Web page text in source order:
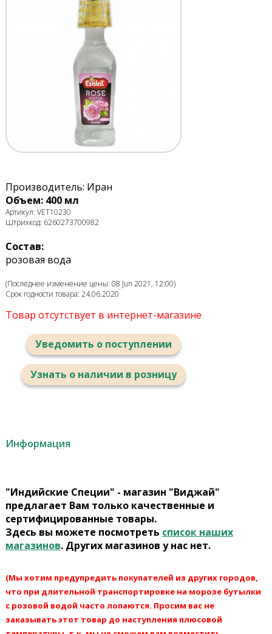
Производитель: Иран
Объем: 400 мл
Артикул: VET10230
Штрихкод: 6260273700982
Состав:
розовая вода
(Последнее изменение цены: 08 Jun 2021, 12:00)
Срок годности товара: 24.06.2020
Товар отсутствует в интернет-магазине
Уведомить о поступлении
Узнать о наличии в розницу
Информация
"Индийские Специи" - магазин "Виджай"
предлагает Вам только качественные и
сертифицированные товары.
Здесь вы можете посмотреть список наших
магазинов. Других магазинов у нас нет.
(Мы хотим предупредить покупателей из других городов,
что при длительной транспортировке на морозе бутылки
с розовой водой часто лопаются. Просим вас не
заказывать этот товар до наступления плюсовой